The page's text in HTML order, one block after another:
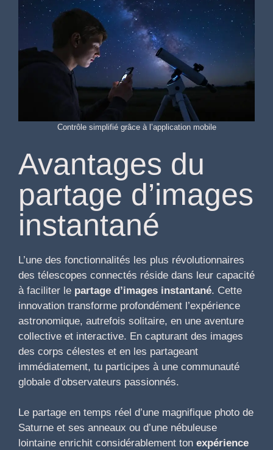
Contrôle simplifié grâce à l’application mobile
Avantages du
partage d’images
instantané
L’une des fonctionnalités les plus révolutionnaires
des télescopes connectés réside dans leur capacité
à faciliter le partage d’images instantané. Cette
innovation transforme profondément l’expérience
astronomique, autrefois solitaire, en une aventure
collective et interactive. En capturant des images
des corps célestes et en les partageant
immédiatement, tu participes à une communauté
globale d’observateurs passionnés.
Le partage en temps réel d’une magnifique photo de
Saturne et ses anneaux ou d’une nébuleuse
lointaine enrichit considérablement ton expérience